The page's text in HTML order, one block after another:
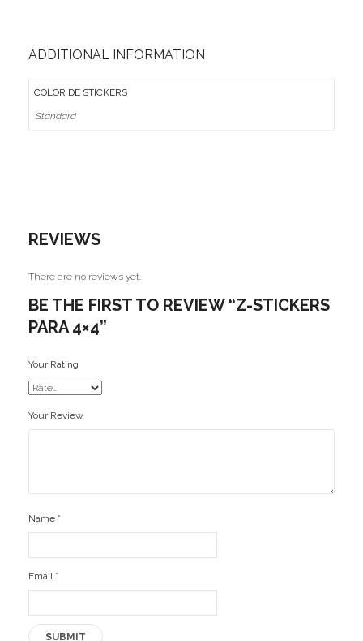
Stickers
ADDITIONAL INFORMATION
COLOR DE STICKERS
Standard
REVIEWS
There are no reviews yet.
BE THE FIRST TO REVIEW “Z-STICKERS
PARA 4×4”
Your Rating
Your Review
Name *
Email *